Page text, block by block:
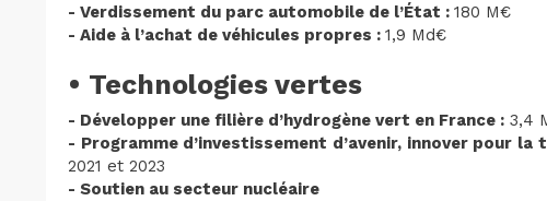
- Verdissement du parc automobile de l’État : 180 M€
- Aide à l’achat de véhicules propres : 1,9 Md€
• Technologies vertes
- Développer une filière d’hydrogène vert en France : 3,4
- Programme d’investissement d’avenir, innover pour
2021 et 2023
- Soutien au secteur nucléaire